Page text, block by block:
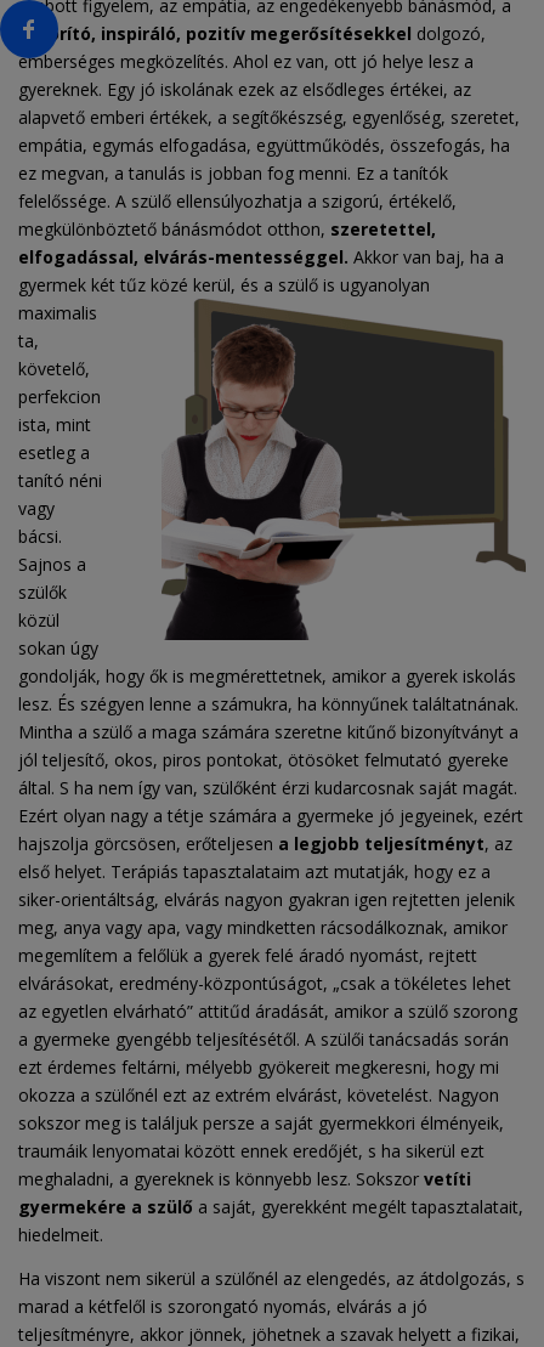
szabott figyelem, az empátia, az engedékenyebb bánásmód, a
bátorító, inspiráló, pozitív megerősítésekkel dolgozó,
emberséges megközelítés. Ahol ez van, ott jó helye lesz a
gyereknek. Egy jó iskolának ezek az elsődleges értékei, az
alapvető emberi értékek, a segítőkészség, egyenlőség, szeretet,
empátia, egymás elfogadása, együttműködés, összefogás, ha
ez megvan, a tanulás is jobban fog menni. Ez a tanítók
felelőssége. A szülő ellensúlyozhatja a szigorú, értékelő,
megkülönböztető bánásmódot otthon, szeretettel,
elfogadással, elvárás-mentességgel. Akkor van baj, ha a
gyermek két tűz közé kerül, és a szülő is ugyanolyan
maximalis
ta,
követelő,
perfekcion
ista, mint
esetleg a
tanító néni
vagy
bácsi.
Sajnos a
szülők
közül
sokan úgy
gondolják, hogy ők is megmérettetnek, amikor a gyerek iskolás
lesz. És szégyen lenne a számukra, ha könnyűnek találtatnának.
Mintha a szülő a maga számára szeretne kitűnő bizonyítványt a
jól teljesítő, okos, piros pontokat, ötösöket felmutató gyereke
által. S ha nem így van, szülőként érzi kudarcosnak saját magát.
Ezért olyan nagy a tétje számára a gyermeke jó jegyeinek, ezért
hajszolja görcsösen, erőteljesen a legjobb teljesítményt, az
első helyet. Terápiás tapasztalataim azt mutatják, hogy ez a
siker-orientáltság, elvárás nagyon gyakran igen rejtetten jelenik
meg, anya vagy apa, vagy mindketten rácsodálkoznak, amikor
megemlítem a felőlük a gyerek felé áradó nyomást, rejtett
elvárásokat, eredmény-központúságot, „csak a tökéletes lehet
az egyetlen elvárható” attitűd áradását, amikor a szülő szorong
a gyermeke gyengébb teljesítésétől. A szülői tanácsadás során
ezt érdemes feltárni, mélyebb gyökereit megkeresni, hogy mi
okozza a szülőnél ezt az extrém elvárást, követelést. Nagyon
sokszor meg is találjuk persze a saját gyermekkori élményeik,
traumáik lenyomatai között ennek eredőjét, s ha sikerül ezt
meghaladni, a gyereknek is könnyebb lesz. Sokszor vetíti
gyermekére a szülő a saját, gyerekként megélt tapasztalatait,
hiedelmeit.
Ha viszont nem sikerül a szülőnél az elengedés, az átdolgozás, s
marad a kétfelől is szorongató nyomás, elvárás a jó
teljesítményre, akkor jönnek, jöhetnek a szavak helyett a fizikai,